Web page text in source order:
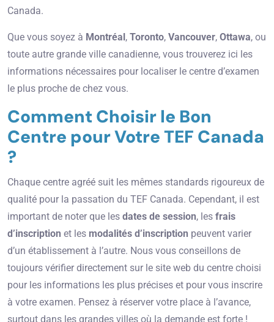
Canada.
Que vous soyez à Montréal, Toronto, Vancouver, Ottawa, ou
toute autre grande ville canadienne, vous trouverez ici les
informations nécessaires pour localiser le centre d’examen
le plus proche de chez vous.
Comment Choisir le Bon
Centre pour Votre TEF Canada
?
Chaque centre agréé suit les mêmes standards rigoureux de
qualité pour la passation du TEF Canada. Cependant, il est
important de noter que les dates de session, les frais
d’inscription et les modalités d’inscription peuvent varier
d’un établissement à l’autre. Nous vous conseillons de
toujours vérifier directement sur le site web du centre choisi
pour les informations les plus précises et pour vous inscrire
à votre examen. Pensez à réserver votre place à l’avance,
surtout dans les grandes villes où la demande est forte !